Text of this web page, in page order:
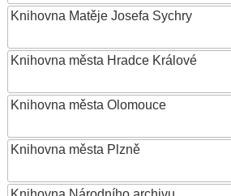
Knihovna Matěje Josefa Sychry
Knihovna města Hradce Králové
Knihovna města Olomouce
Knihovna města Plzně